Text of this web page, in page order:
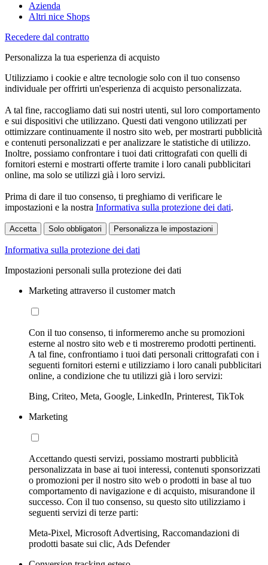
Azienda
Altri nice Shops
Recedere dal contratto
Personalizza la tua esperienza di acquisto
Utilizziamo i cookie e altre tecnologie solo con il tuo consenso
individuale per offrirti un'esperienza di acquisto personalizzata.
A tal fine, raccogliamo dati sui nostri utenti, sul loro comportamento
e sui dispositivi che utilizzano. Questi dati vengono utilizzati per
ottimizzare continuamente il nostro sito web, per mostrarti pubblicità
e contenuti personalizzati e per analizzare le statistiche di utilizzo.
Inoltre, possiamo confrontare i tuoi dati crittografati con quelli di
fornitori esterni e mostrarti offerte tramite i loro canali pubblicitari
online, ma solo se utilizzi già i loro servizi.
Prima di dare il tuo consenso, ti preghiamo di verificare le
impostazioni e la nostra Informativa sulla protezione dei dati.
Accetta Solo obbligatori Personalizza le impostazioni
Informativa sulla protezione dei dati
Impostazioni personali sulla protezione dei dati
Marketing attraverso il customer match
Con il tuo consenso, ti informeremo anche su promozioni
esterne al nostro sito web e ti mostreremo prodotti pertinenti.
A tal fine, confrontiamo i tuoi dati personali crittografati con i
seguenti fornitori esterni e utilizziamo i loro canali pubblicitari
online, a condizione che tu utilizzi già i loro servizi:
Bing, Criteo, Meta, Google, LinkedIn, Printerest, TikTok
Marketing
Accettando questi servizi, possiamo mostrarti pubblicità
personalizzata in base ai tuoi interessi, contenuti sponsorizzati
o promozioni per il nostro sito web o prodotti in base al tuo
comportamento di navigazione e di acquisto, misurandone il
successo. Con il tuo consenso, su questo sito utilizziamo i
seguenti servizi di terze parti:
Meta-Pixel, Microsoft Advertising, Raccomandazioni di
prodotti basate sui clic, Ads Defender